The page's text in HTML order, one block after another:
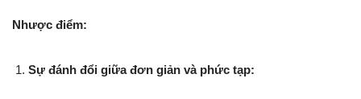
Nhược điểm:
Sự đánh đổi giữa đơn giản và phức tạp: